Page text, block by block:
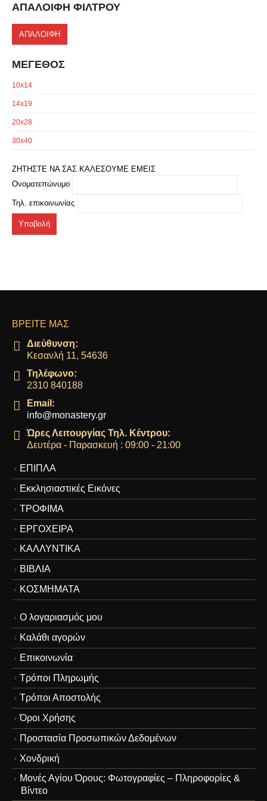
ΑΠΑΛΟΙΦΗ ΦΙΛΤΡΟΥ
ΑΠΑΛΟΙΦΗ
ΜΕΓΕΘΟΣ
10x14
14x19
20x28
30x40
ΖΗΤΗΣΤΕ ΝΑ ΣΑΣ ΚΑΛΕΣΟΥΜΕ ΕΜΕΙΣ
Ονοματεπώνυμο
Τηλ. επικοινωνίας
ΒΡΕΊΤΕ ΜΑΣ
Διεύθυνση:
Κεσανλή 11, 54636
Τηλέφωνο:
2310 840188
Email:
info@monastery.gr
Ώρες Λειτουργίας Τηλ. Κέντρου:
Δευτέρα - Παρασκευή : 09:00 - 21:00
ΕΠΙΠΛΑ
Εκκλησιαστικές Εικόνες
ΤΡΟΦΙΜΑ
ΕΡΓΟΧΕΙΡΑ
ΚΑΛΛΥΝΤΙΚΑ
ΒΙΒΛΙΑ
ΚΟΣΜΗΜΑΤΑ
Ο λογαριασμός μου
Καλάθι αγορών
Επικοινωνία
Τρόποι Πληρωμής
Τρόποι Αποστολής
Όροι Χρήσης
Προστασία Προσωπικών Δεδομένων
Χονδρική
Μονές Αγίου Όρους: Φωτογραφίες – Πληροφορίες &
Βίντεο